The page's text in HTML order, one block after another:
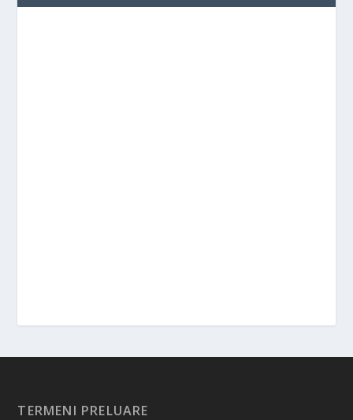
TERMENI PRELUARE